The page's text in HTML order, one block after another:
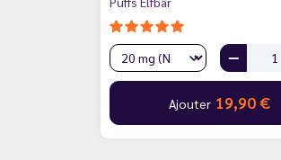
Ajouter 19,90 €